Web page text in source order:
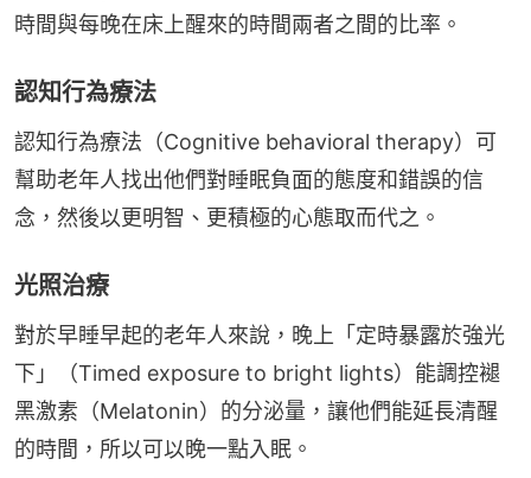
時間與每晚在床上醒來的時間兩者之間的比率。
認知行為療法
認知行為療法（Cognitive behavioral therapy）可
幫助老年人找出他們對睡眠負面的態度和錯誤的信
念，然後以更明智、更積極的心態取而代之。
光照治療
對於早睡早起的老年人來說，晚上「定時暴露於強光
下」（Timed exposure to bright lights）能調控褪
黑激素（Melatonin）的分泌量，讓他們能延長清醒
的時間，所以可以晚一點入眠。